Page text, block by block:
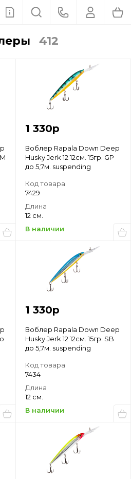
412
1 330р
Воблер Rapala Down Deep
Husky Jerk 12 12см. 15гр. GP
до 5,7м. suspending
Код товара
7429
Длина
12 см.
В наличии
1 330р
Воблер Rapala Down Deep
Husky Jerk 12 12см. 15гр. SB
до 5,7м. suspending
Код товара
7434
Длина
12 см.
В наличии